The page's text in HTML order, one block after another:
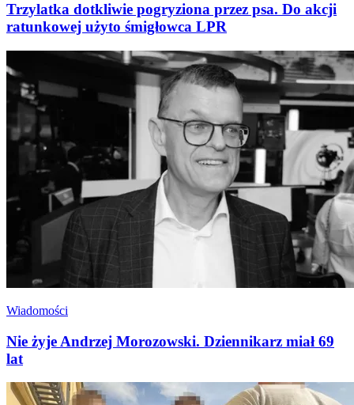
Trzylatka dotkliwie pogryziona przez psa. Do akcji
ratunkowej użyto śmigłowca LPR
Wiadomości
Nie żyje Andrzej Morozowski. Dziennikarz miał 69
lat